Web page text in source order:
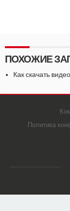
ПОХОЖИЕ
Как скачать
Политика